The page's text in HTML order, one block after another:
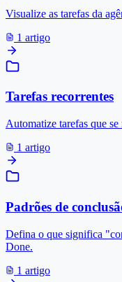
Visualize as tarefas da
1 artigo
Tarefas recorrentes
Automatize tarefas que
1 artigo
Padrões de
Defina o que significa
Done.
1 artigo